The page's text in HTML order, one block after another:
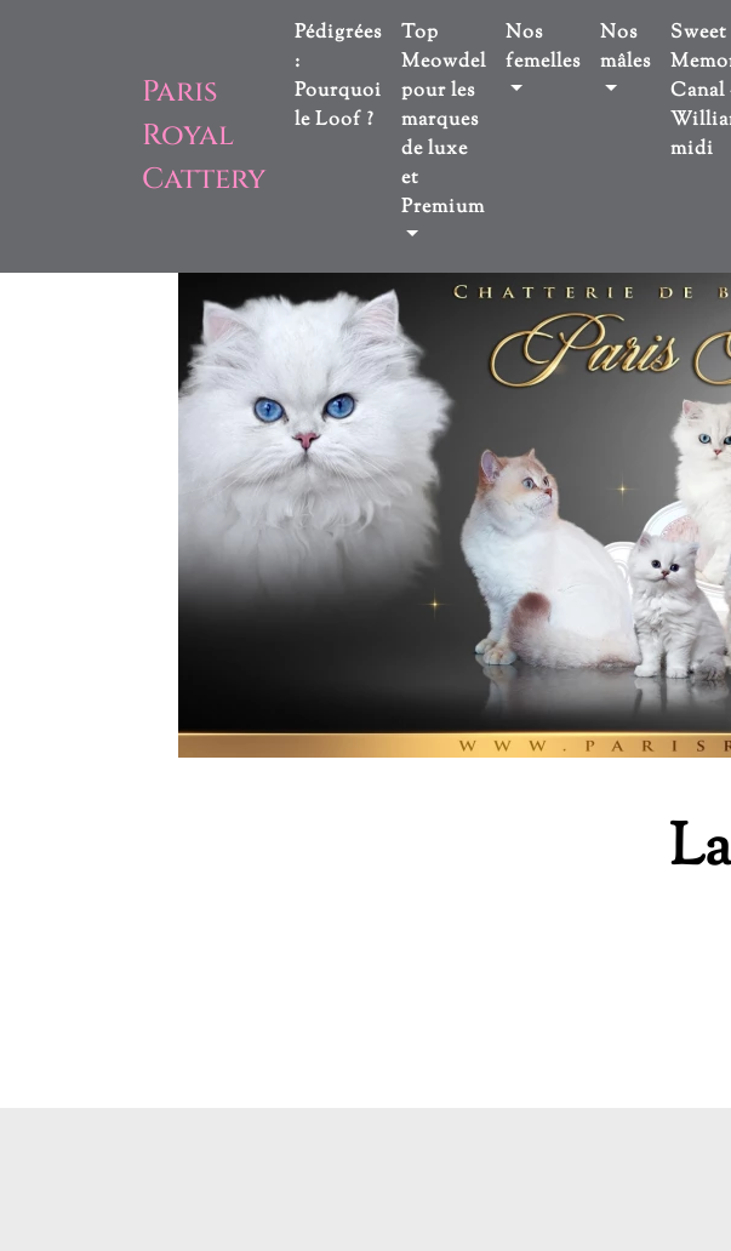
Paris
Royal
Cattery
Pédigrées
:
Pourquoi
le Loof ?
Top
Meowdel
pour les
marques
de luxe
et
Premium
Nos
femelles
Nos
mâles
Sweet
Canal
midi